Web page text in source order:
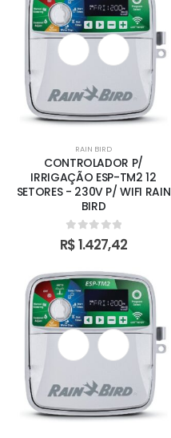
RAIN BIRD
CONTROLADOR P/
IRRIGAÇÃO ESP-TM2 12
SETORES - 230V P/ WIFI RAIN
BIRD
0out of 5
R$1.427,42